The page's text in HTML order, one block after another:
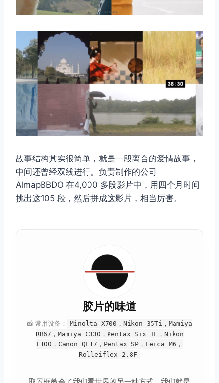
故事结构其实很简单，就是一段离合的爱情故事，
中间还曾经双线进行。负责制作的公司
AlmapBBDO 在4,000 多段影片中，用四个月时间
挑出这105 段，然后拼成这影片，相当厉害。
胶片的味道
📸 常用设备：
Minolta X700，Nikon 35Ti，Mamiya
RB67，Mamiya C330，Pentax Six TL，Nikon
F100，Canon QL17，Pentax SP，Leica M6，
Rolleiflex 2.8F